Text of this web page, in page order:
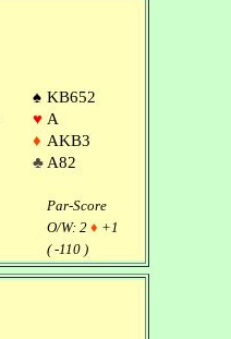
♠ KB652
♥ A
♦ AKB3
♣ A82
Par-Score
O/W: 2 ♦ +1
( -110 )